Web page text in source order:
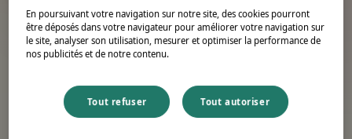
En poursuivant votre navigation sur notre site, des cookies pourront
être déposés dans votre navigateur pour améliorer votre navigation sur
le site, analyser son utilisation, mesurer et optimiser la performance de
nos publicités et de notre contenu.
Tout refuser Tout autoriser